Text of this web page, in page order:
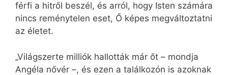
férfi a hitről beszél, és arról, hogy Isten számára
nincs reménytelen eset, Ő képes megváltoztatni
az életet.
„Világszerte milliók hallották már őt – mondja
Angéla nővér –, és ezen a találkozón is azoknak